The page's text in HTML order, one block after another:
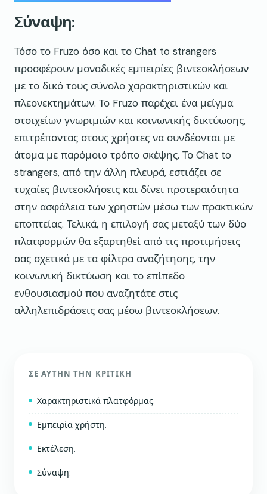
Σύναψη:
Τόσο το Fruzo όσο και το Chat to strangers
προσφέρουν μοναδικές εμπειρίες βιντεοκλήσεων
με το δικό τους σύνολο χαρακτηριστικών και
πλεονεκτημάτων. Το Fruzo παρέχει ένα μείγμα
στοιχείων γνωριμιών και κοινωνικής δικτύωσης,
επιτρέποντας στους χρήστες να συνδέονται με
άτομα με παρόμοιο τρόπο σκέψης. Το Chat to
strangers, από την άλλη πλευρά, εστιάζει σε
τυχαίες βιντεοκλήσεις και δίνει προτεραιότητα
στην ασφάλεια των χρηστών μέσω των πρακτικών
εποπτείας. Τελικά, η επιλογή σας μεταξύ των δύο
πλατφορμών θα εξαρτηθεί από τις προτιμήσεις
σας σχετικά με τα φίλτρα αναζήτησης, την
κοινωνική δικτύωση και το επίπεδο
ενθουσιασμού που αναζητάτε στις
αλληλεπιδράσεις σας μέσω βιντεοκλήσεων.
ΣΕ ΑΥΤΉΝ ΤΗΝ ΚΡΙΤΙΚΉ
Χαρακτηριστικά πλατφόρμας:
Εμπειρία χρήστη:
Εκτέλεση:
Σύναψη: